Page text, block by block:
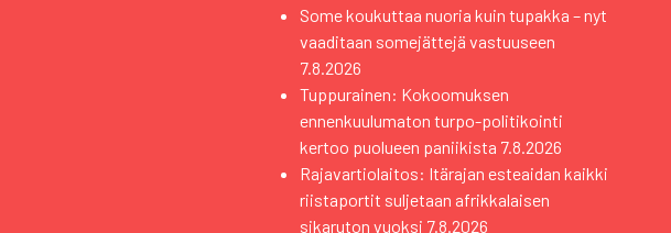
Some koukuttaa nuoria kuin tupakka – nyt
vaaditaan somejättejä vastuuseen
7.8.2026
Tuppurainen: Kokoomuksen
ennenkuulumaton turpo-politikointi
kertoo puolueen paniikista 7.8.2026
Rajavartiolaitos: Itärajan esteaidan kaikki
riistaportit suljetaan afrikkalaisen
sikaruton vuoksi 7.8.2026